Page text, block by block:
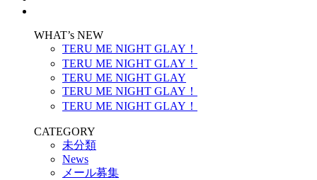
WHAT’s NEW
TERU ME NIGHT GLAY！
TERU ME NIGHT GLAY！
TERU ME NIGHT GLAY
TERU ME NIGHT GLAY！
TERU ME NIGHT GLAY！
CATEGORY
未分類
News
メール募集